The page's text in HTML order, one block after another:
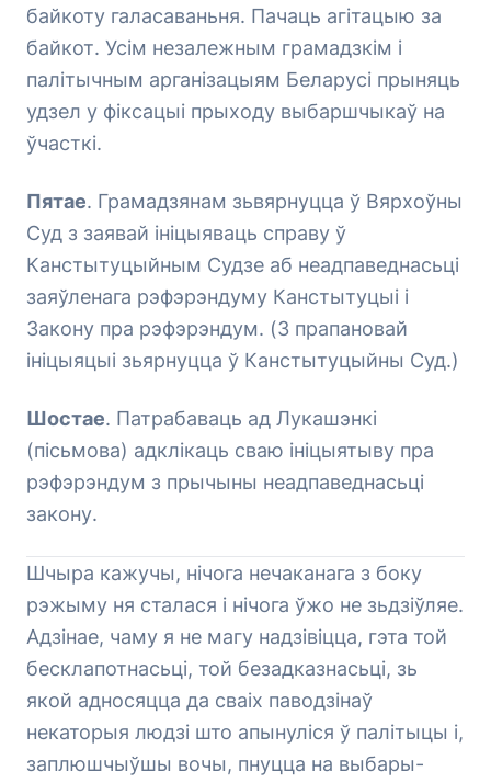
байкоту галасаваньня. Пачаць агітацыю за
байкот. Усім незалежным грамадзкім і
палітычным арганізацыям Беларусі прыняць
удзел у фіксацыі прыходу выбаршчыкаў на
ўчасткі.
Пятае. Грамадзянам зьвярнуцца ў Вярхоўны
Суд з заявай ініцыяваць справу ў
Канстытуцыйным Судзе аб неадпаведнасьці
заяўленага рэфэрэндуму Канстытуцыі і
Закону пра рэфэрэндум. (З прапановай
ініцыяцыі зьярнуцца ў Канстытуцыйны Суд.)
Шостае. Патрабаваць ад Лукашэнкі
(пісьмова) адклікаць сваю ініцыятыву пра
рэфэрэндум з прычыны неадпаведнасьці
закону.
Шчыра кажучы, нічога нечаканага з боку
рэжыму ня сталася і нічога ўжо не зьдзіўляе.
Адзінае, чаму я не магу надзівіцца, гэта той
бесклапотнасьці, той безадказнасьці, зь
якой адносяцца да сваіх паводзінаў
некаторыя людзі што апынуліся ў палітыцы і,
заплюшчыўшы вочы, пнуцца на выбары-